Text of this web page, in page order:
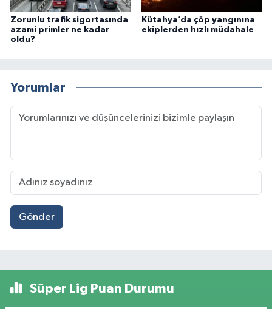
Zorunlu trafik sigortasında
azami primler ne kadar
oldu?
Kütahya’da çöp yangınına
ekiplerden hızlı müdahale
Yorumlar
Gönder
Süper Lig Puan Durumu